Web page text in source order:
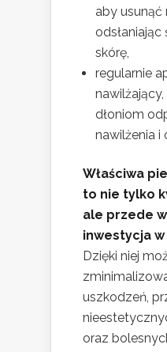
aby usunąć
odsłaniając
skórę,
regularnie
dłoniom
nawilżenia i
Właściwa
to nie tylko
ale przede
inwestycja
Dzięki niej
uszkodzeń,
oraz